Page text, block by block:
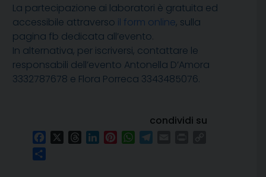
La partecipazione ai laboratori è gratuita ed
accessibile attraverso il form online, sulla
pagina fb dedicata all’evento.
In alternativa, per iscriversi, contattare le
responsabili dell’evento Antonella D’Amora
3332787678 e Flora Porreca 3343485076.
condividi su
FacebookThreadsLinkedInPinterestWhatsApp